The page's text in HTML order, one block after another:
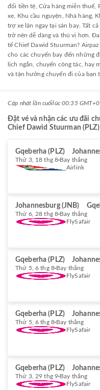
đổi tiền tệ, Cửa hàng miễn thuế,
xe, Khu cầu nguyện, Nhà hàng,
trợ xe lăn ngay tại sân bay. Tất
trở nên dễ dàng và thú vị hơn.
tế Chief Dawid Stuurman?
cho các chuyến bay đến những
lịch ngắn, chuyến công tác, hay
và tận hưởng chuyến đi của bạn
Cập nhật lần cuốilúc 00:35
Đặt vé và nhận các ưu đãi
Chief Dawid Stuurman (PLZ)
Gqeberha (PLZ)
Thứ 3, 18 thg 8 Bay thẳng
Airlink
Johannesburg (JNB)
Thứ 6, 28 thg 8 Bay thẳng
FlySafair
Gqeberha (PLZ)
Thứ 5, 6 thg 8 Bay thẳng
FlySafair
Gqeberha (PLZ)
Thứ 5, 6 thg 8 Bay thẳng
FlySafair
Gqeberha (PLZ)
Thứ 3, 29 thg 9 Bay thẳng
FlySafair